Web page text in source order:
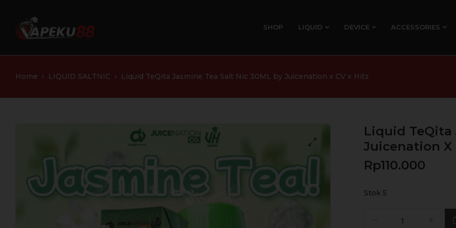
SHOP LIQUID DEVICE ACCESSORIES
Home LIQUID SALTNIC Liquid TeQita Jasmine Tea Salt Nic 30ML by Juicenation x CV x Hitz
Liquid TeQita
Juicenation X
Rp110.000
Stok 5